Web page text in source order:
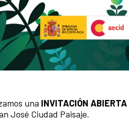
una INVITACIÓN ABIERTA
José Ciudad Paisaje.⁣